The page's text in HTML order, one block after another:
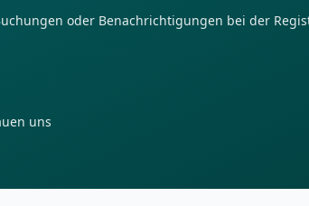
oder Benachrichtigungen bei der
uns